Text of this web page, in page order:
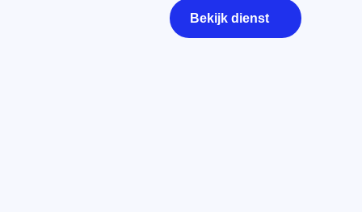
Bekijk dienst